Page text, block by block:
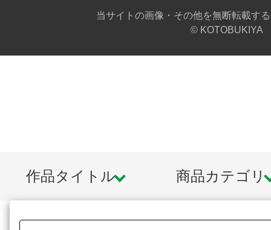
当サイトの画像・その他を無断転載す
© KOTOBUKIYA
作品タイトル 商品カテゴリ